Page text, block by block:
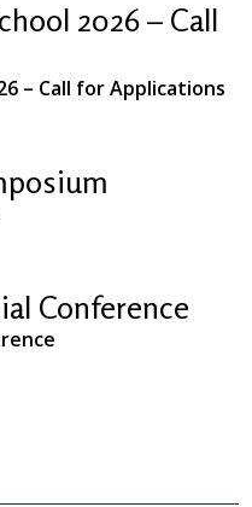
2026 – Call
– Call for Applications
Conference